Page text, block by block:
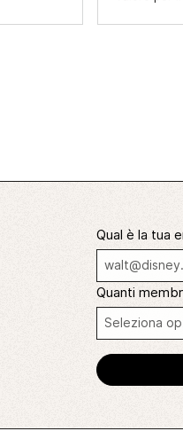
Qual è la tua
Quanti